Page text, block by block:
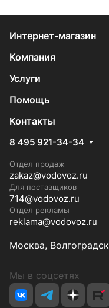
Интернет-магазин
Компания
Услуги
Помощь
Контакты
8 495 921-34-34
Отдел продаж
zakaz@vodovoz.ru
Для поставщиков
714@vodovoz.ru
Отдел рекламы
reklama@vodovoz.ru
Москва,
Мы в соцсетях